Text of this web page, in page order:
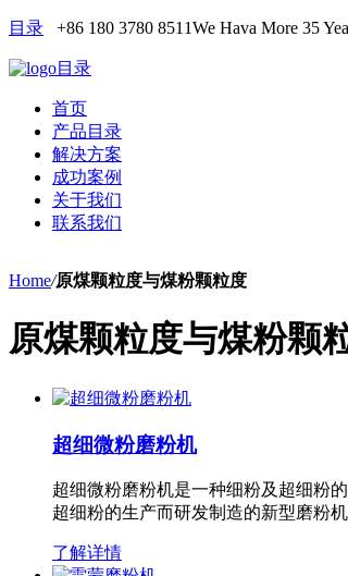
目录 +86 180 3780 8511We Hava More 35
目录
首页
产品目录
解决方案
成功案例
关于我们
联系我们
Home/原煤颗粒度与煤粉颗粒度
原煤颗粒度与煤粉颗
超细微粉磨粉机
超细微粉磨粉机是一种细粉及超细粉
超细粉的生产而研发制造的新型磨粉
了解详情